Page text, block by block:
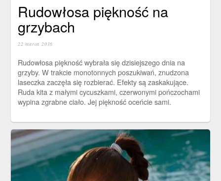
Rudowłosa piękność na
grzybach
22 marca 2016
Rudowłosa piękność wybrała się dzisiejszego dnia na
grzyby. W trakcie monotonnych poszukiwań, znudzona
laseczka zaczęła się rozbierać. Efekty są zaskakujące.
Ruda kita z małymi cycuszkami, czerwonymi pończochami
wypina zgrabne ciało. Jej piękność oceńcie sami.